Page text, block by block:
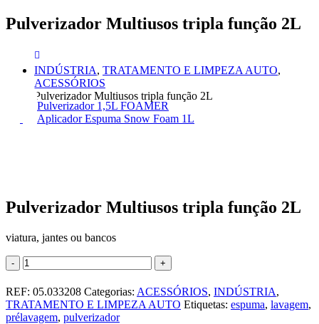
Pulverizador Multiusos tripla função 2L
INDÚSTRIA, TRATAMENTO E LIMPEZA AUTO,
ACESSÓRIOS
Pulverizador Multiusos tripla função 2L
Pulverizador 1,5L FOAMER
Aplicador Espuma Snow Foam 1L
Pulverizador Multiusos tripla função 2L
viatura, jantes ou bancos
- +
REF: 05.033208 Categorias: ACESSÓRIOS, INDÚSTRIA,
TRATAMENTO E LIMPEZA AUTO Etiquetas: espuma, lavagem,
prélavagem, pulverizador